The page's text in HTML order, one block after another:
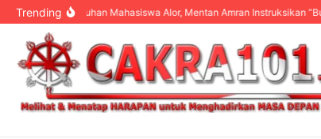
content
Trending
Keluhan Mahasiswa Alor, Mentan Amran Instruksikan “Bulog Kirim